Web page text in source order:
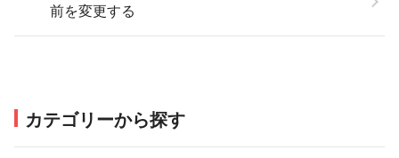
前を変更する
カテゴリーから探す